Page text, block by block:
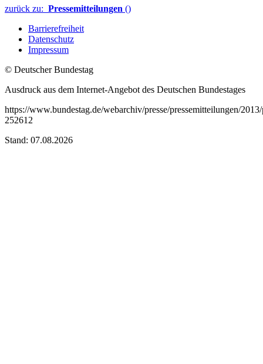
zurück zu: Pressemitteilungen ()
Barrierefreiheit
Datenschutz
Impressum
© Deutscher Bundestag
Ausdruck aus dem Internet-Angebot des Deutschen Bundestages
https://www.bundestag.de/webarchiv/presse/pressemitteilungen/
252612
Stand: 07.08.2026